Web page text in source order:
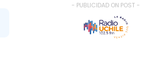
- PUBLICIDAD ON POST -